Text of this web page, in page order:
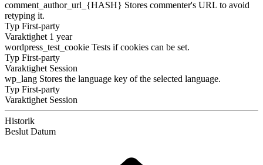
comment_author_url_{HASH} Stores commenter's URL to avoid
retyping it.
Typ First-party
Varaktighet 1 year
wordpress_test_cookie Tests if cookies can be set.
Typ First-party
Varaktighet Session
wp_lang Stores the language key of the selected language.
Typ First-party
Varaktighet Session
Historik
Beslut Datum